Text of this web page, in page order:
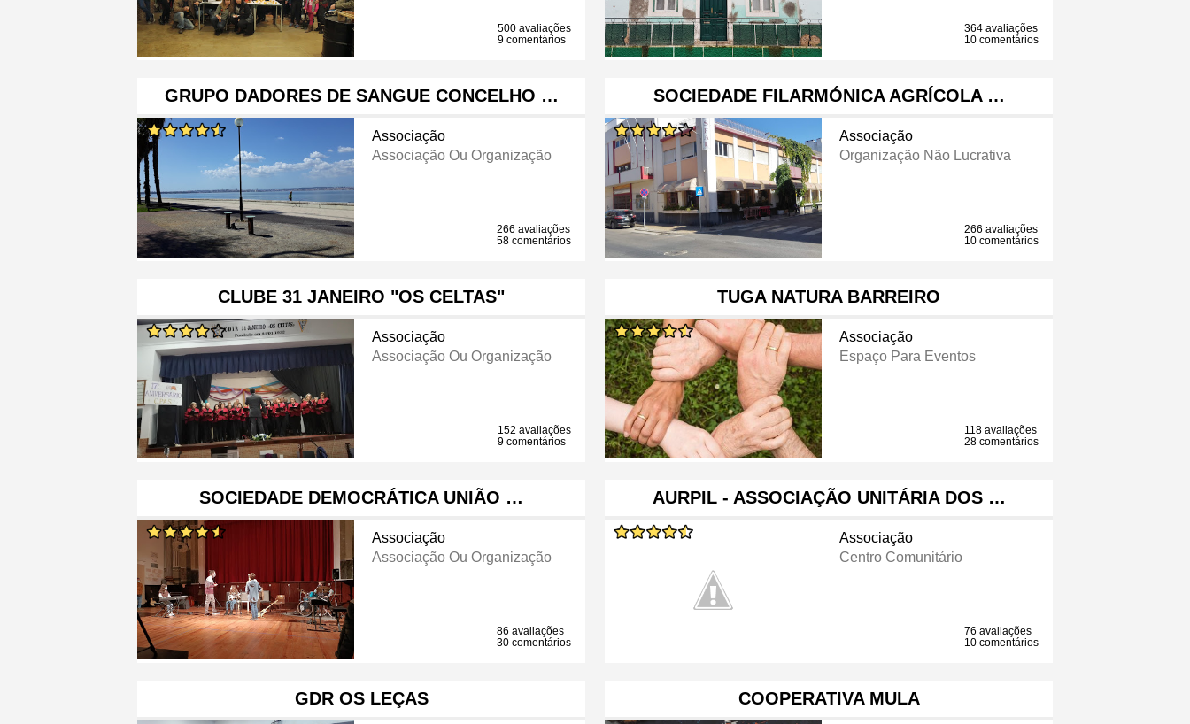
500 avaliações
9 comentários
364 avaliações
10 comentários
GRUPO DADORES DE SANGUE CONCELHO …
Associação
Associação Ou Organização
266 avaliações
58 comentários
SOCIEDADE FILARMÓNICA AGRÍCOLA …
Associação
Organização Não Lucrativa
266 avaliações
10 comentários
CLUBE 31 JANEIRO "OS CELTAS"
Associação
Associação Ou Organização
152 avaliações
9 comentários
TUGA NATURA BARREIRO
Associação
Espaço Para Eventos
118 avaliações
28 comentários
SOCIEDADE DEMOCRÁTICA UNIÃO …
Associação
Associação Ou Organização
86 avaliações
30 comentários
AURPIL - ASSOCIAÇÃO UNITÁRIA DOS …
Associação
Centro Comunitário
76 avaliações
10 comentários
GDR OS LEÇAS COOPERATIVA MULA